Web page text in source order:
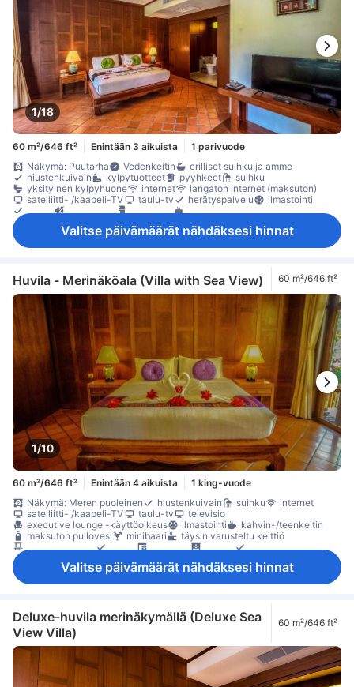
1/18
60 m²/646 ft² Enintään 3 aikuista
1 parivuode
Näkymä: Puutarha
Vedenkeitin
erilliset suihku ja amme
hiustenkuivain
kylpytuotteet pyyhkeet
suihku
yksityinen kylpyhuone
internet
langaton internet (maksuton)
satelliitti- /kaapeli-TV
taulu-tv herätyspalvelu
ilmastointi
tossut
äänieristys jääkaappi
kahvin-/teenkeitin
tarvikkeet keittiöön
oleskelualue
parveke/terassi
Valitse päivämäärät nähdäksesi hinnat
Huvila - Merinäköala (Villa with Sea View) 60 m²/646 ft²
1/10
60 m²/646 ft² Enintään 4 aikuista
1 king-vuode
Näkymä: Meren puoleinen
hiustenkuivain suihku
internet
satelliitti- /kaapeli-TV
taulu-tv
televisio
executive lounge -käyttöoikeus
ilmastointi
kahvin-/teenkeitin
maksuton pullovesi
minibaari
täysin varusteltu keittiö
parveke/terassi
sohva työpöytä kaappi
naulakko
Valitse päivämäärät nähdäksesi hinnat
Deluxe-huvila merinäkymällä (Deluxe Sea
View Villa)
60 m²/646 ft²